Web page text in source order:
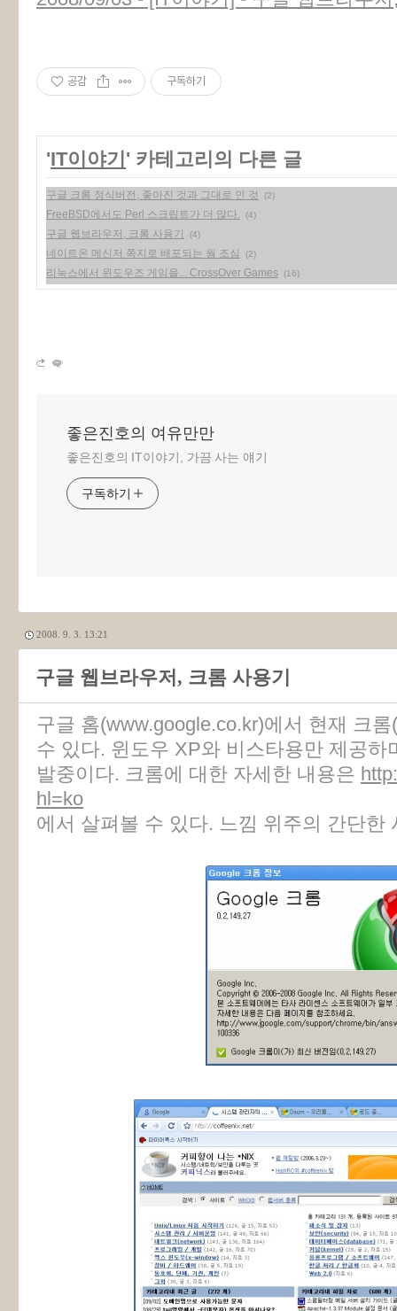
공감 구독하기
'IT이야기 ' 카테고리의 다른 글
구글 크롬 정식버전, 좋아진 것과 그대로 인 것 (2)
FreeBSD에서도 Perl 스크립트가 더 많다. (4)
구글 웹브라우저, 크롬 사용기 (4)
네이트온 메신저 쪽지로 배포되는 웜 조심 (2)
리눅스에서 윈도우즈 게임을... CrossOver Games (16)
좋은진호의 여유만만
좋은진호의 IT이야기, 가끔 사는 얘기
구독하기
2008. 9. 3. 13:21
구글 웹브라우저, 크롬 사용기
구글 홈(www.google.co.kr)에서 현재 크
수 있다. 윈도우 XP와 비스타용만 제공하
발중이다. 크롬에 대한 자세한 내용은
hl=ko
에서 살펴볼 수 있다. 느낌 위주의 간단한